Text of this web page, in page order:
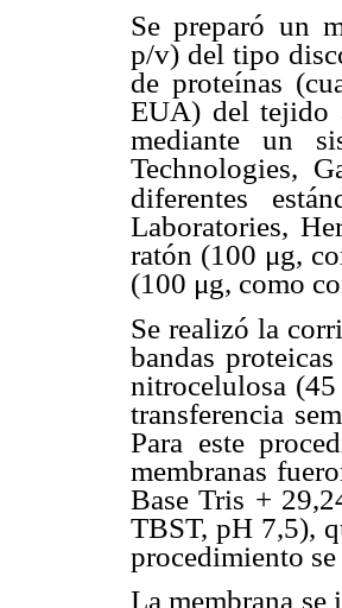
Se preparó un
p/v) del tipo
de proteínas
EUA) del tejido
mediante un
Technologies,
diferentes
Laboratories,
ratón (100 μg,
(100 μg, como
Se realizó la
bandas
nitrocelulosa
transferencia
Para este
membranas
Base Tris +
TBST, pH 7,5),
procedimiento
La membrana